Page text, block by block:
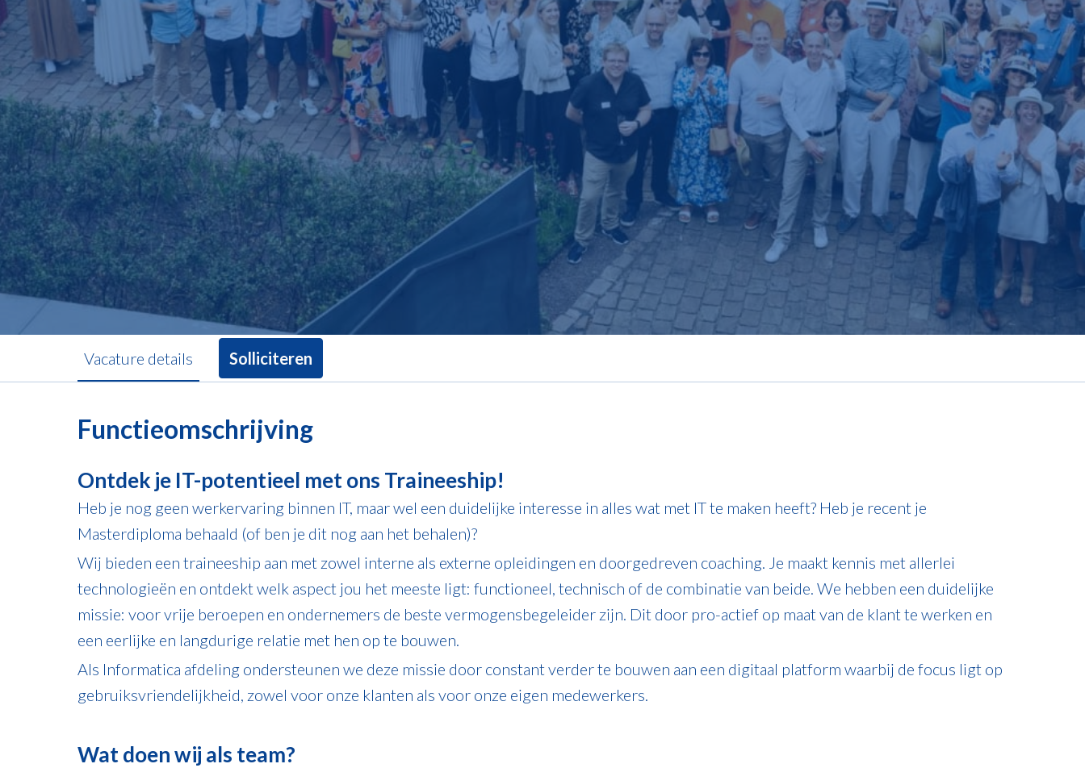
Vacature details Solliciteren
Functieomschrijving
Ontdek je IT-potentieel met ons Traineeship!
Heb je nog geen werkervaring binnen IT, maar wel een duidelijke interesse in alles wat met IT te maken heeft? Heb je recent je
Masterdiploma behaald (of ben je dit nog aan het behalen)?
Wij bieden een traineeship aan met zowel interne als externe opleidingen en doorgedreven coaching. Je maakt kennis met allerlei
technologieën en ontdekt welk aspect jou het meeste ligt: functioneel, technisch of de combinatie van beide. We hebben een duidelijke
missie: voor vrije beroepen en ondernemers de beste vermogensbegeleider zijn. Dit door pro-actief op maat van de klant te werken en
een eerlijke en langdurige relatie met hen op te bouwen.
Als Informatica afdeling ondersteunen we deze missie door constant verder te bouwen aan een digitaal platform waarbij de focus ligt op
gebruiksvriendelijkheid, zowel voor onze klanten als voor onze eigen medewerkers.
Wat doen wij als team?